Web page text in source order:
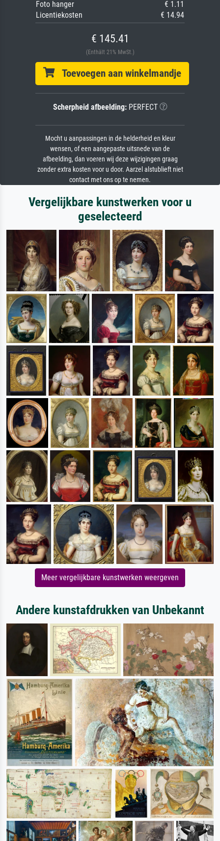
Foto hanger
€ 1.11
Licentiekosten
€ 14.94
€ 145.41
(Enthält 21% MwSt.)
Toevoegen aan winkelmandje
Scherpheid afbeelding:PERFECT
Mocht u aanpassingen in de helderheid en kleur
wensen, of een aangepaste uitsnede van de
afbeelding, dan voeren wij deze wijzigingen graag
zonder extra kosten voor u door. Aarzel alstublieft niet
contact met ons op te nemen.
Vergelijkbare kunstwerken voor u
geselecteerd
Meer vergelijkbare kunstwerken weergeven
Andere kunstafdrukken van Unbekannt